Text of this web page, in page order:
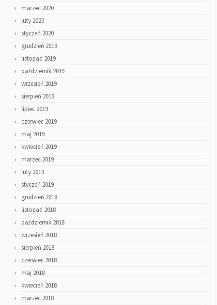
marzec 2020
luty 2020
styczeń 2020
grudzień 2019
listopad 2019
październik 2019
wrzesień 2019
sierpień 2019
lipiec 2019
czerwiec 2019
maj 2019
kwiecień 2019
marzec 2019
luty 2019
styczeń 2019
grudzień 2018
listopad 2018
październik 2018
wrzesień 2018
sierpień 2018
czerwiec 2018
maj 2018
kwiecień 2018
marzec 2018